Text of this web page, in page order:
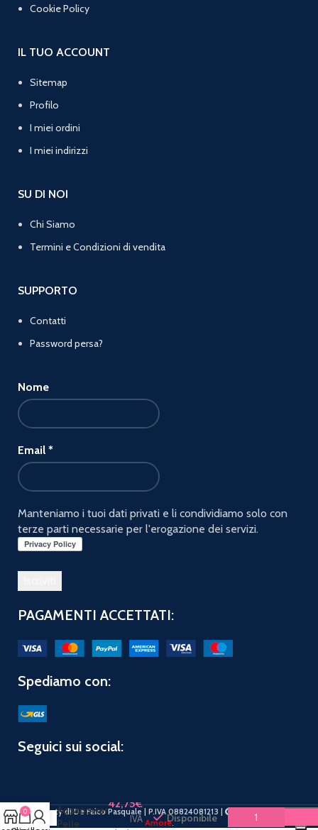
Cookie Policy
IL TUO ACCOUNT
Sitemap
Profilo
I miei ordini
I miei indirizzi
SU DI NOI
Chi Siamo
Termini e Condizioni di vendita
SUPPORTO
Contatti
Password persa?
Nome
Email *
Manteniamo i tuoi dati privati e li condividiamo solo con
terze parti necessarie per l'erogazione dei servizi.
PAGAMENTI ACCETTATI:
Spediamo con:
Seguici sui social:
PuntoBeauty di De Falco Pasquale | P.IVA 08824081213 | 2019 CREATO CON
Amore.
Aquapower
Pelle
42,75€
IVA
Disponibile
0